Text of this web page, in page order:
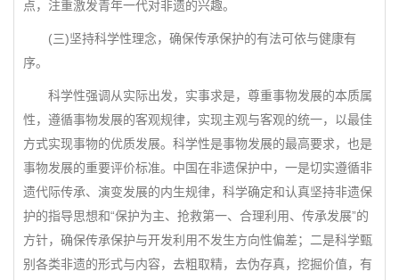
点，注重激发青年一代对非遗的兴趣。
(三)坚持科学性理念，确保传承保护的有法可依与健康有
序。
科学性强调从实际出发，实事求是，尊重事物发展的本质属
性，遵循事物发展的客观规律，实现主观与客观的统一，以最佳
方式实现事物的优质发展。科学性是事物发展的最高要求，也是
事物发展的重要评价标准。中国在非遗保护中，一是切实遵循非
遗代际传承、演变发展的内生规律，科学确定和认真坚持非遗保
护的指导思想和“保护为主、抢救第一、合理利用、传承发展”的
方针，确保传承保护与开发利用不发生方向性偏差；二是科学甄
别各类非遗的形式与内容，去粗取精，去伪存真，挖掘价值，有